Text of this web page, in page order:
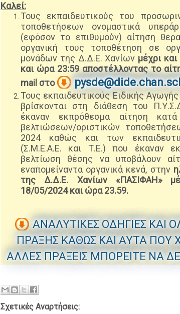
Καλεί:
Τους εκπαιδευτικούς του
τοποθετήσεων ονομαστικά
(εφόσον το επιθυμούν) αίτηση
οργανική τους τοποθέτηση σε
μονάδων της Δ.Δ.Ε. Χανίων μέχρι
και ώρα 23:59 αποστέλλοντας το
mail στο
Τους εκπαιδευτικούς Ειδικής
βρίσκονται στη διάθεση του
έκαναν εκπρόθεσμα αίτηση
βελτιώσεων/οριστικών
2024 καθώς και των
(Σ.Μ.Ε.Α.Ε. και Τ.Ε.) που έκαναν
βελτίωση θέσης να υποβάλουν
εναπομείναντα οργανικά κενά, στην
της Δ.Δ.Ε. Χανίων «ΠΑΣΙΦΑΗ»
18/05/2024 και ώρα 23.59.
ΑΝΑΛΥΤΙΚΕΣ ΟΔΗΓΙΕΣ ΚΑΙ
ΠΡΑΞΗΣ ΚΑΘΩΣ ΚΑΙ ΑΥΤΑ ΠΟΥ
ΑΛΛΕΣ ΠΡΑΞΕΙΣ ΜΠΟΡΕΙΤΕ ΝΑ
Σχετικές Αναρτήσεις: